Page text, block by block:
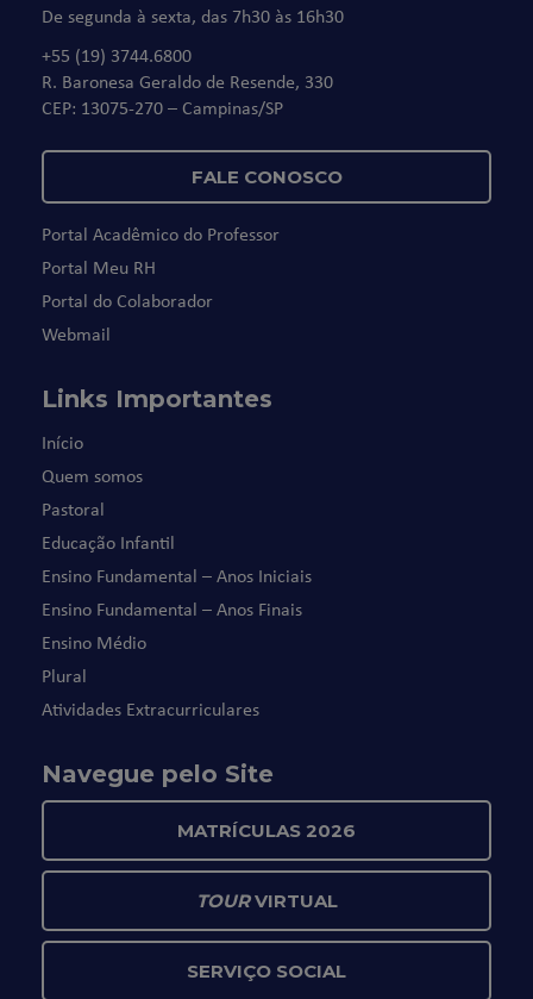
De segunda à sexta, das 7h30 às 16h30
+55 (19) 3744.6800
R. Baronesa Geraldo de Resende, 330
CEP: 13075-270 – Campinas/SP
FALE CONOSCO
Portal Acadêmico do Professor
Portal Meu RH
Portal do Colaborador
Webmail
Links Importantes
Início
Quem somos
Pastoral
Educação Infantil
Ensino Fundamental – Anos Iniciais
Ensino Fundamental – Anos Finais
Ensino Médio
Plural
Atividades Extracurriculares
Navegue pelo Site
MATRÍCULAS 2026
TOURVIRTUAL
SERVIÇO SOCIAL